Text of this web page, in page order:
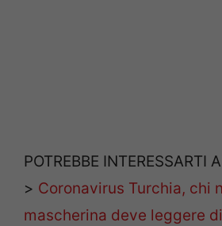
POTREBBE INTERESSARTI
> Coronavirus Turchia, chi
mascherina deve leggere